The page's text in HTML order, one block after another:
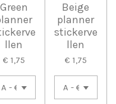
Green
llen
€ 1,75
Beige
planner
stickerve
llen
€ 1,75